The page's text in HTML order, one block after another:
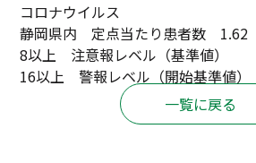
コロナウイルス
静岡県内 定点当たり患者数 1.62（
8以上 注意報レベル（基準値）
16以上 警報レベル（開始基準値）
一覧に戻る